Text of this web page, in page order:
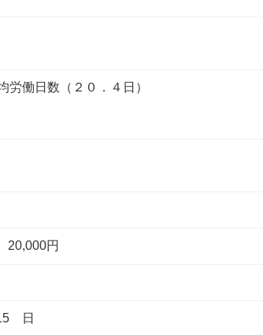
労働日数（２０．４日）
20,000円
日